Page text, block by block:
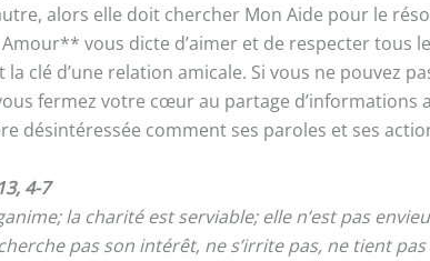
alors elle doit chercher Mon Aide pour le
vous dicte d’aimer et de respecter tous
clé d’une relation amicale. Si vous ne pouvez
fermez votre cœur au partage
désintéressée comment ses paroles et ses
4-7
la charité est serviable; elle n’est pas
pas son intérêt, ne s’irrite pas, ne tient